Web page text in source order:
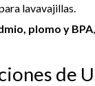
lavavajillas.
plomo y BPA
de